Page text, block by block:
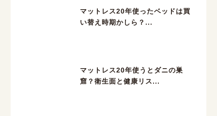
マットレス20年使ったベッドは買
い替え時期かしら？...
マットレス20年使うとダニの巣
窟？衛生面と健康リス...